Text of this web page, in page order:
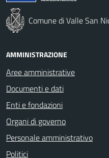
Comune di Valle San
AMMINISTRAZIONE
Aree amministrative
Documenti e dati
Enti e fondazioni
Organi di governo
Personale amministrativo
Politici